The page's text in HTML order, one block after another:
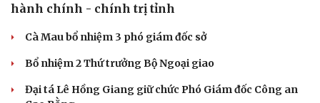
hành chính - chính trị tỉnh
Cà Mau bổ nhiệm 3 phó giám đốc sở
Bổ nhiệm 2 Thứ trưởng Bộ Ngoại giao
Đại tá Lê Hồng Giang giữ chức Phó Giám đốc Công an